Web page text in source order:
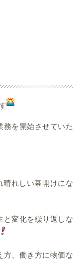
務を開始させていた
晴れしい幕開けにな
と変化を繰り返しな
方、働き方に物価な